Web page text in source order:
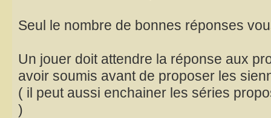
Seul le nombre de bonnes réponses
Un jouer doit attendre la réponse aux
avoir soumis avant de proposer les
( il peut aussi enchainer les séries
)